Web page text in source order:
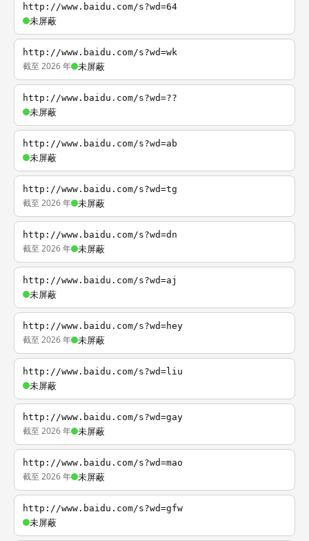
http://www.baidu.com/s?wd=64
未屏蔽
http://www.baidu.com/s?wd=wk
截至 2026 年 未屏蔽
http://www.baidu.com/s?wd=??
未屏蔽
http://www.baidu.com/s?wd=ab
未屏蔽
http://www.baidu.com/s?wd=tg
截至 2026 年 未屏蔽
http://www.baidu.com/s?wd=dn
截至 2026 年 未屏蔽
http://www.baidu.com/s?wd=aj
未屏蔽
http://www.baidu.com/s?wd=hey
截至 2026 年 未屏蔽
http://www.baidu.com/s?wd=liu
未屏蔽
http://www.baidu.com/s?wd=gay
截至 2026 年 未屏蔽
http://www.baidu.com/s?wd=mao
截至 2026 年 未屏蔽
http://www.baidu.com/s?wd=gfw
未屏蔽